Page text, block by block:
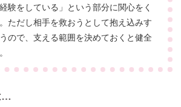
験をしている」という部分に関心をく
ただし相手を救おうとして抱え込みす
ので、支える範囲を決めておくと健全
…